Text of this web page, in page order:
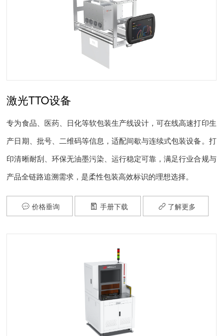
激光TTO设备
专为食品、医药、日化等软包装生产线设计，可在线高速打印生
产日期、批号、二维码等信息，适配间歇与连续式包装设备。打
印清晰耐刮、环保无油墨污染、运行稳定可靠，满足行业合规与
产品全链路追溯需求，是柔性包装高效标识的理想选择。
 价格垂询  手册下载  了解更多